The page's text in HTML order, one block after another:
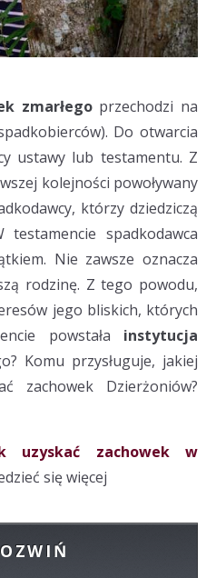
zmarłegoprzechodzi na
Do otwarcia
ustawy lub testamentu. Z
kolejności powoływany
którzy dziedziczą
spadkodawca
Nie zawsze oznacza
rodzinę. Z tego powodu,
jego bliskich, których
powstała instytucja
Komu przysługuje, jakiej
zachowek Dzierżoniów?
uzyskać zachowek w
się więcej